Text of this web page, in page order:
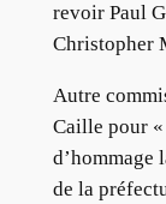
revoir Paul
Christopher
Autre
Caille pour
d’hommage
de la